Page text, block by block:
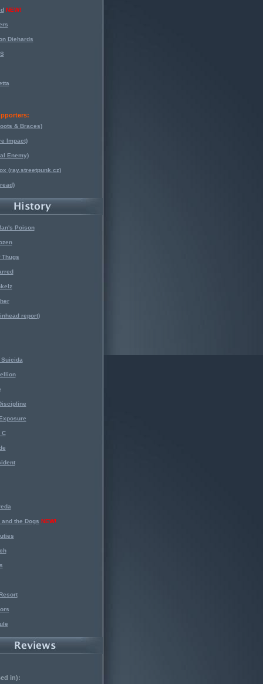
NEW!
Diehards
& Braces)
Impact)
Enemy)
(ray.streetpunk.cz)
Poison
Thugs
report)
Suicida
C
the Dogs NEW!
in):